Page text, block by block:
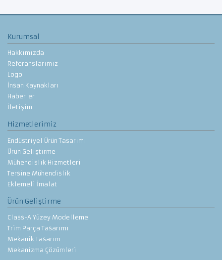
Kurumsal
Hakkımızda
Referanslarımız
Logo
İnsan Kaynakları
Haberler
İletişim
Hizmetlerimiz
Endüstriyel Ürün Tasarımı
Ürün Geliştirme
Mühendislik Hizmetleri
Tersine Mühendislik
Eklemeli İmalat
Ürün Geliştirme
Class-A Yüzey Modelleme
Trim Parça Tasarımı
Mekanik Tasarım
Mekanizma Çözümleri